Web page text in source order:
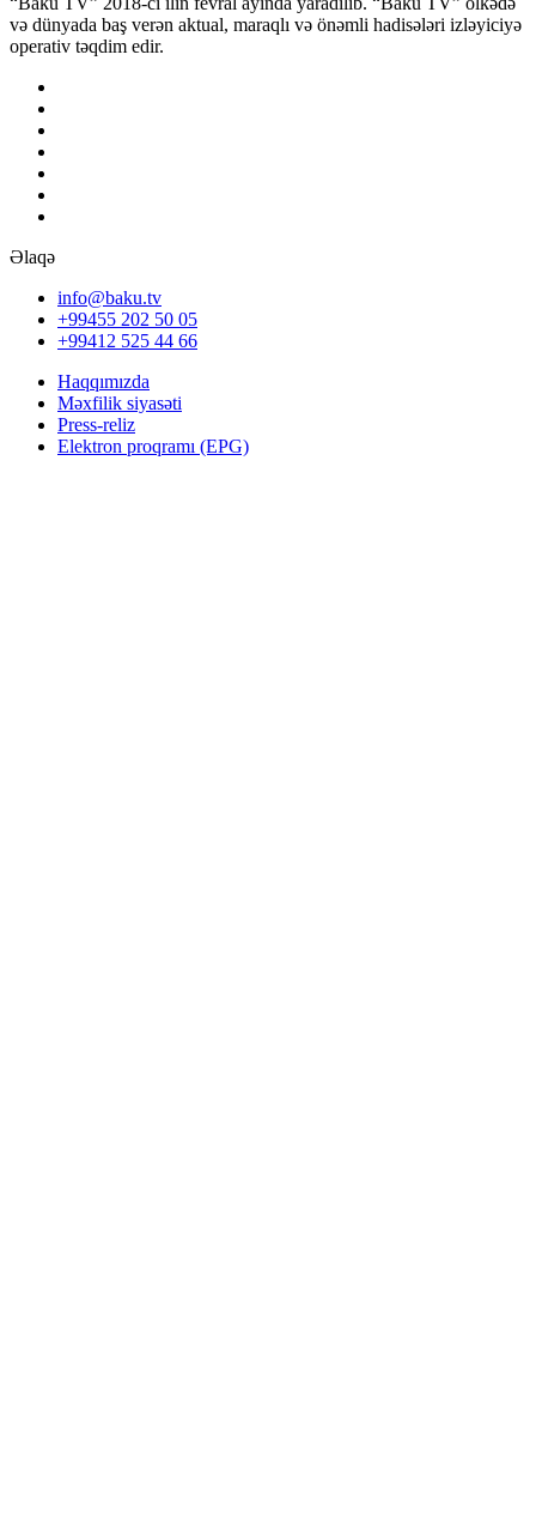
və dünyada baş verən aktual, maraqlı və önəmli hadisələri izləyiciyə
operativ təqdim edir.
Əlaqə
info@baku.tv
+99455 202 50 05
+99412 525 44 66
Haqqımızda
Məxfilik siyasəti
Press-reliz
Elektron proqramı (EPG)